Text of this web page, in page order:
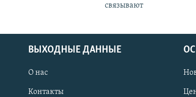
связывают
ВЫХОДНЫЕ ДАННЫЕ
О нас
Контакты